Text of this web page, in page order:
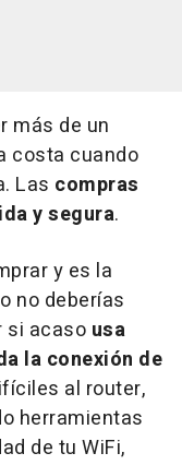
más de un
costa cuando
Las compras
y segura.
y es la
no deberías
si acaso usa
la conexión de
al router,
herramientas
de tu WiFi,